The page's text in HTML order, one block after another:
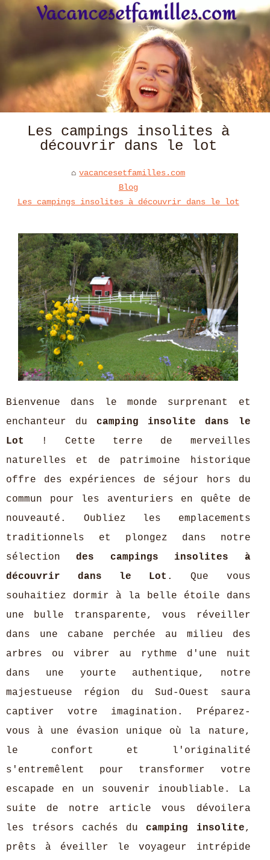
Les campings insolites à
découvrir dans le lot
vacancesetfamilles.com
Blog
Les campings insolites à découvrir dans le lot
Bienvenue dans le monde surprenant et
enchanteur ducamping insolite dans le
Lot
! Cette terre de merveilles
naturelles et de patrimoine historique
offre des expériences de séjour hors du
commun pour les aventuriers en quête de
nouveauté. Oubliez les emplacements
traditionnels et plongez dans notre
sélectiondes campings insolites à
découvrir dans le Lot . Que vous
souhaitiez dormir à la belle étoile dans
une bulle transparente, vous réveiller
dans une cabane perchée au milieu des
arbres ou vibrer au rythme d'une nuit
dans une yourte authentique, notre
majestueuse région du Sud-Ouest saura
captiver votre imagination. Préparez-
vous à une évasion unique où la nature,
le confort et l'originalité
s'entremêlent pour transformer votre
escapade en un souvenir inoubliable. La
suite de notre article vous dévoilera
les trésors cachés ducamping insolite,
prêts à éveiller le voyageur intrépide